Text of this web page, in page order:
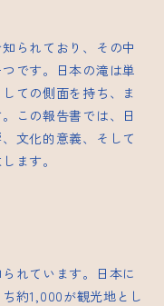
られており、その中
です。日本の滝は単
ての側面を持ち、ま
この報告書では、日
文化的意義、そして
ます。
れています。日本に
約1,000が観光地とし